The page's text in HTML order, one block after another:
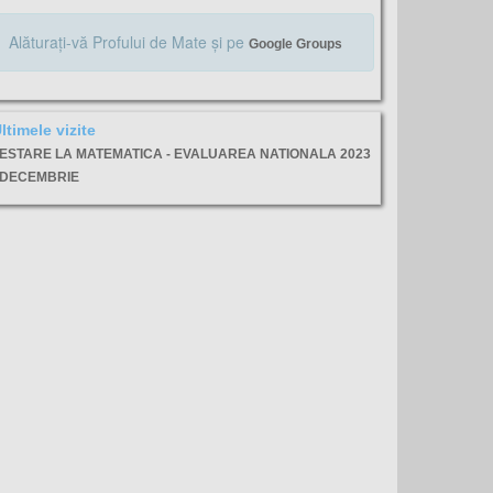
Alăturaţi-vă Profului de Mate şi pe Google Groups
vizite
LA MATEMATICA - EVALUAREA NATIONALA 2023